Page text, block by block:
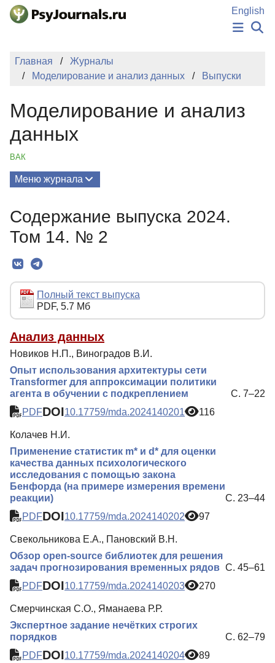
Перейти к основному содержанию
English
НОВОСТИ
АВТОРЫ
БАЗА ЗНАНИЙ
Регистрация
Главная
Журналы
Моделирование и анализ данных
Выпуски
Моделирование и анализ
данных
ВАК
Меню журнала
О Журнале
Редакционная политика
Индексирование
Для авторов
Рубрики
Подписка
Контакты
Содержание выпуска 2024.
Том 14. № 2
Полный текст выпуска
PDF, 5.7 Мб
Анализ данных
Новиков Н.П., Виноградов В.И.
Опыт использования архитектуры сети
Transformer для аппроксимации политики
агента в обучении c подкреплением
С. 7–22
PDFDOI10.17759/mda.2024140201 116
Колачев Н.И.
Применение статистик m* и d* для оценки
качества данных психологического
исследования с помощью закона
Бенфорда (на примере измерения времени
реакции)
С. 23–44
PDFDOI10.17759/mda.2024140202 97
Свекольникова Е.А., Пановский В.Н.
Обзор open-source библиотек для решения
задач прогнозирования временных рядов С. 45–61
PDFDOI10.17759/mda.2024140203 270
Смерчинская С.О., Яманаева Р.Р.
Экспертное задание нечётких строгих
порядков
С. 62–79
PDFDOI10.17759/mda.2024140204 89